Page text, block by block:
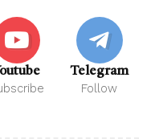
Telegram
Follow